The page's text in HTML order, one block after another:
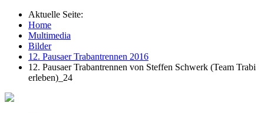
Aktuelle Seite:
Home
Multimedia
Bilder
12. Pausaer Trabantrennen 2016
12. Pausaer Trabantrennen von Steffen Schwerk (Team Trabi
erleben)_24